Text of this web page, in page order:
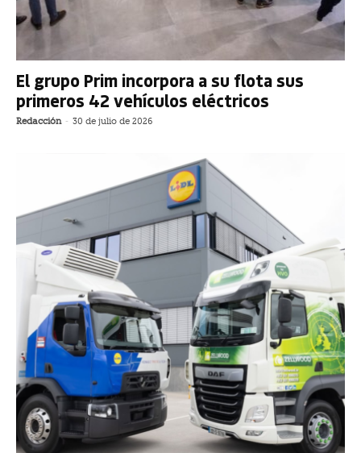
El grupo Prim incorpora a su flota sus
primeros 42 vehículos eléctricos
Redacción - 30 de julio de 2026